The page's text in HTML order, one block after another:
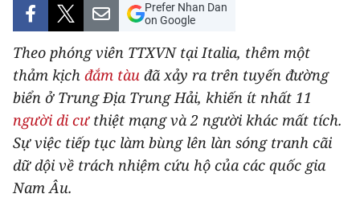
VĂN HÓA
XÃ HỘI
PHÁP LUẬT
DU LỊCH
THẾ GIỚI
Prefer Nhan Dan
on Google
Theo phóng viên TTXVN tại Italia, thêm một
thảm kịch đắm tàu đã xảy ra trên tuyến đường
biển ở Trung Địa Trung Hải, khiến ít nhất 11
người di cưthiệt mạng và 2 người khác mất tích.
Sự việc tiếp tục làm bùng lên làn sóng tranh cãi
dữ dội về trách nhiệm cứu hộ của các quốc gia
Nam Âu.